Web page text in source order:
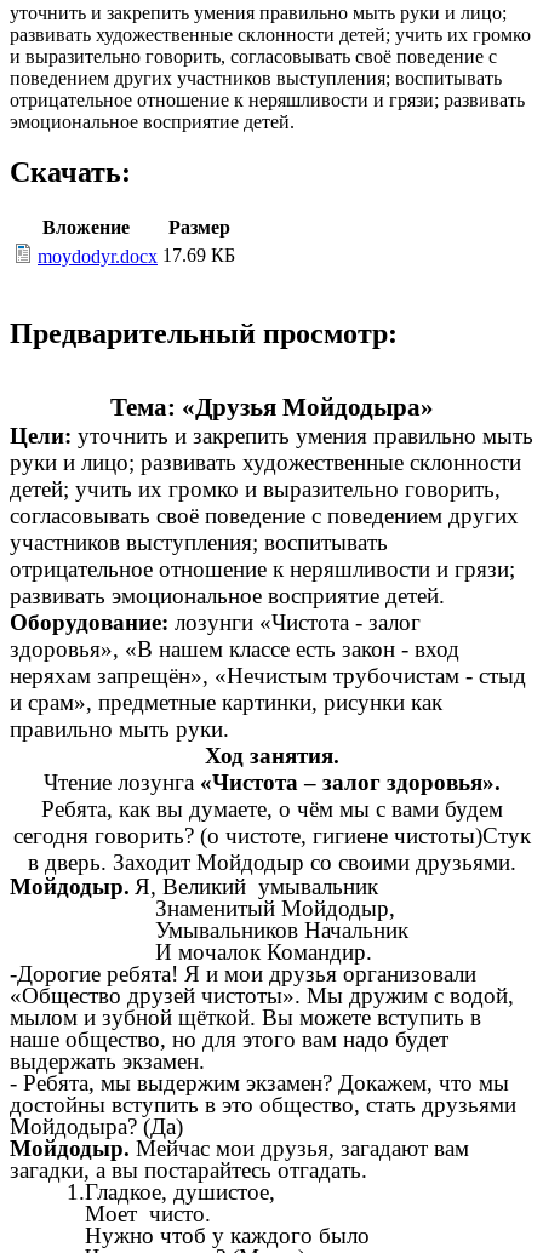
уточнить и закрепить умения правильно мыть руки и лицо;
развивать художественные склонности детей; учить их громко
и выразительно говорить, согласовывать своё поведение с
поведением других участников выступления; воспитывать
отрицательное отношение к неряшливости и грязи; развивать
эмоциональное восприятие детей.
Скачать:
Вложение
Размер
moydodyr.docx 17.69 КБ
Предварительный просмотр:
Тема: «Друзья Мойдодыра»
Цели: уточнить и закрепить умения правильно мыть
руки и лицо; развивать художественные склонности
детей; учить их громко и выразительно говорить,
согласовывать своё поведение с поведением других
участников выступления; воспитывать
отрицательное отношение к неряшливости и грязи;
развивать эмоциональное восприятие детей.
Оборудование: лозунги «Чистота - залог
здоровья», «В нашем классе есть закон - вход
неряхам запрещён», «Нечистым трубочистам - стыд
и срам», предметные картинки, рисунки как
правильно мыть руки.
Ход занятия.
Чтение лозунга «Чистота – залог здоровья».
Ребята, как вы думаете, о чём мы с вами будем
сегодня говорить? (о чистоте, гигиене чистоты)Стук
в дверь. Заходит Мойдодыр со своими друзьями.
Мойдодыр. Я, Великий умывальник
Знаменитый Мойдодыр,
Умывальников Начальник
И мочалок Командир.
-Дорогие ребята! Я и мои друзья организовали
«Общество друзей чистоты». Мы дружим с водой,
мылом и зубной щёткой. Вы можете вступить в
наше общество, но для этого вам надо будет
выдержать экзамен.
- Ребята, мы выдержим экзамен? Докажем, что мы
достойны вступить в это общество, стать друзьями
Мойдодыра? (Да)
Мойдодыр. Мейчас мои друзья, загадают вам
загадки, а вы постарайтесь отгадать.
1.Гладкое, душистое,
Моет чисто.
Нужно чтоб у каждого было